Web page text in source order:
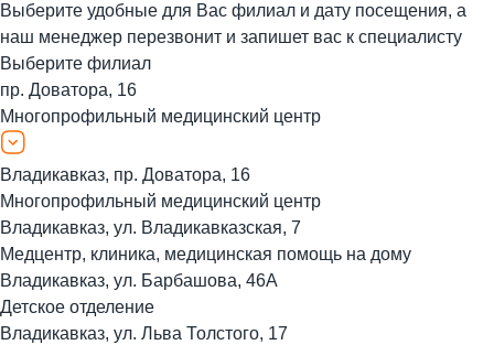
Выберите удобные для Вас филиал и дату посещения, а
наш менеджер перезвонит и запишет вас к специалисту
Выберите филиал
пр. Доватора, 16
Многопрофильный медицинский центр
Владикавказ, пр. Доватора, 16
Многопрофильный медицинский центр
Владикавказ, ул. Владикавказская, 7
Медцентр, клиника, медицинская помощь на дому
Владикавказ, ул. Барбашова, 46А
Детское отделение
Владикавказ, ул. Льва Толстого, 17